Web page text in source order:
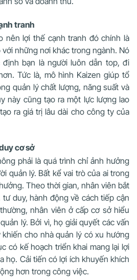
tranh
nên lợi thế cạnh tranh đó chính là
những nơi khác trong ngành. Nó
định bạn là người luôn dẫn top, đi
Tức là, mô hình Kaizen giúp tổ
quản lý chất lượng, năng suất và
này cũng tạo ra một lực lượng lao
ra giá trị lâu dài cho công ty của
cơ sở
phải là quá trình chỉ ảnh hưởng
quản lý. Bất kể vai trò của ai trong
Theo thời gian, nhân viên bắt
duy, hành động về cách tiếp cận
nhân viên ở cấp cơ sở hiểu
lý. Bởi vì, họ giải quyết các vấn
cho nhà quản lý có xu hướng
có kế hoạch triển khai mang lại lợi
họ. Cải tiến có lợi ích khuyến khích
hơn trong công việc.